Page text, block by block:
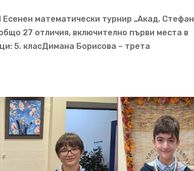
математически турнир „Акад. Стефан
27 отличия, включително първи места в
5. класДимана Борисова – трета